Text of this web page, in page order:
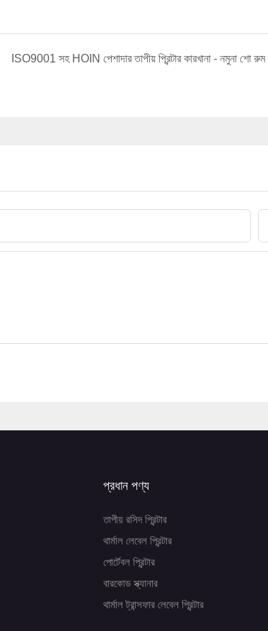
ISO9001 সহ HOIN পেশাদার তাপীয় প্রিন্টার কারখানা - নমুনা শো রুম
প্রধান পণ্য
তাপীয় রসিদ প্রিন্টার
থার্মাল লেবেল প্রিন্টার
পোর্টেবল প্রিন্টার
বারকোড স্ক্যানার
থার্মাল ট্রান্সফার লেবেল প্রিন্টার